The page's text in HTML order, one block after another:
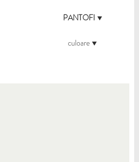
PANTOFI
culoare